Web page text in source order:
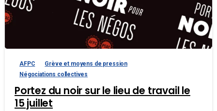
AFPC
Grève et moyens de pression
Négociations collectives
Portez du noir sur le lieu de travail le
15 juillet